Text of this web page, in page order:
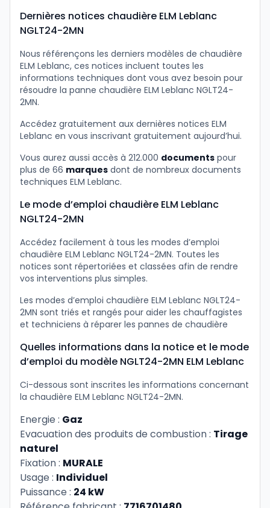
Dernières notices chaudière ELM Leblanc
NGLT24-2MN
Nous référençons les derniers modèles de chaudière
ELM Leblanc, ces notices incluent toutes les
informations techniques dont vous avez besoin pour
résoudre la panne chaudière ELM Leblanc NGLT24-
2MN.
Accédez gratuitement aux dernières notices ELM
Leblanc en vous inscrivant gratuitement aujourd’hui.
Vous aurez aussi accès à 212.000 documents pour
plus de 66 marques dont de nombreux documents
techniques ELM Leblanc.
Le mode d’emploi chaudière ELM Leblanc
NGLT24-2MN
Accédez facilement à tous les modes d’emploi
chaudière ELM Leblanc NGLT24-2MN. Toutes les
notices sont répertoriées et classées afin de rendre
vos interventions plus simples.
Les modes d’emploi chaudière ELM Leblanc NGLT24-
2MN sont triés et rangés pour aider les chauffagistes
et techniciens à réparer les pannes de chaudière
Quelles informations dans la notice et le mode
d’emploi du modèle NGLT24-2MN ELM Leblanc
Ci-dessous sont inscrites les informations concernant
la chaudière ELM Leblanc NGLT24-2MN.
Energie : Gaz
Evacuation des produits de combustion : Tirage
naturel
Fixation : MURALE
Usage : Individuel
Puissance : 24 kW